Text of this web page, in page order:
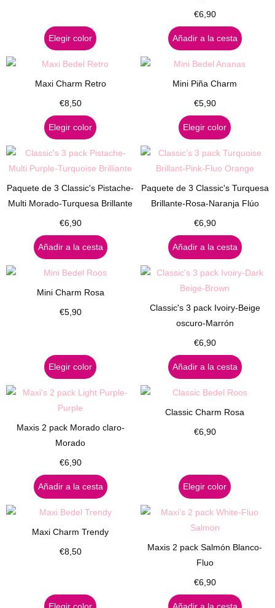
Elegir color
€6,90
Añadir a la cesta
Maxi Charm Retro
€8,50
Elegir color
Mini Piña Charm
€5,90
Elegir color
Paquete de 3 Classic's Pistache-
Multi Morado-Turquesa Brillante
€6,90
Añadir a la cesta
Paquete de 3 Classic's Turquesa
Brillante-Rosa-Naranja Flúo
€6,90
Añadir a la cesta
Mini Charm Rosa
€5,90
Elegir color
Classic's 3 pack Ivoiry-Beige
oscuro-Marrón
€6,90
Añadir a la cesta
Maxis 2 pack Morado claro-
Morado
€6,90
Añadir a la cesta
Classic Charm Rosa
€6,90
Elegir color
Maxi Charm Trendy
€8,50
Maxis 2 pack Salmón Blanco-
Fluo
€6,90